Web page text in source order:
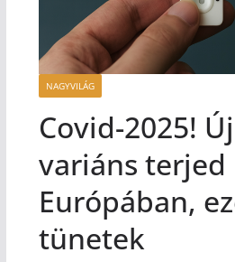
NAGYVILÁG
Covid-2025! Új
variáns terjed
Európában,
tünetek